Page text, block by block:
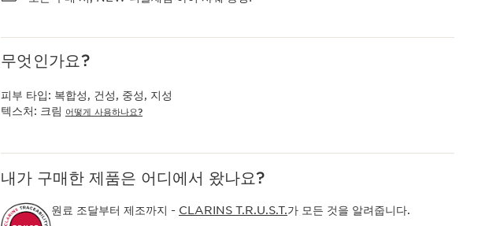
무엇인가요?
피부 타입: 복합성, 건성, 중성, 지성
텍스처: 크림 어떻게 사용하나요?
내가 구매한 제품은 어디에서 왔나요?
원료 조달부터 제조까지 - CLARINS T.R.U.S.T.가 모든 것을 알려줍니다.